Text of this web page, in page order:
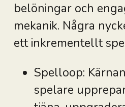
belöningar och
mekanik. Några
ett inkrementellt
Spelloop:
spelare